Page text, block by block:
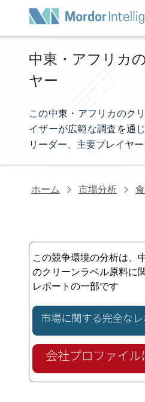
中東・アフリカ
ヤー
この中東・アフリカのク
イザーが広範な調査を通
リーダー、主要プレイヤ
ホーム 市場分析
この競争環境の分析は、
のクリーンラベル原料に
レポートの一部です